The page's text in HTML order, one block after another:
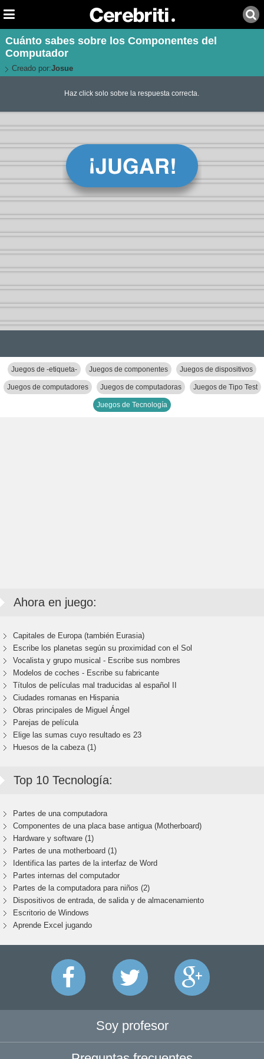
Cuánto sabes sobre los Componentes del
Computador
Creado por:Josue
Haz click solo sobre la respuesta correcta.
Juegos de -etiqueta- Juegos de componentes Juegos de dispositivos
Juegos de computadores Juegos de computadoras Juegos de Tipo Test
Juegos de Tecnología
Ahora en juego:
Capitales de Europa (también Eurasia)
Escribe los planetas según su proximidad con el Sol
Vocalista y grupo musical - Escribe sus nombres
Modelos de coches - Escribe su fabricante
Títulos de películas mal traducidas al español II
Ciudades romanas en Hispania
Obras principales de Miguel Ángel
Parejas de película
Elige las sumas cuyo resultado es 23
Huesos de la cabeza (1)
Top 10 Tecnología:
Partes de una computadora
Componentes de una placa base antigua (Motherboard)
Hardware y software (1)
Partes de una motherboard (1)
Identifica las partes de la interfaz de Word
Partes internas del computador
Partes de la computadora para niños (2)
Dispositivos de entrada, de salida y de almacenamiento
Escritorio de Windows
Aprende Excel jugando
Soy profesor